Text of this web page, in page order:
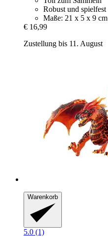
Robust und spielfest
Maße: 21 x 5 x 9 cm
€ 16,99
Zustellung bis 11. August
Warenkorb
5.0 (1)